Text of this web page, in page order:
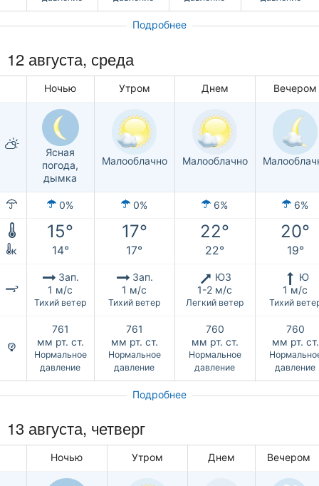
Подробнее
12 августа, среда
Ночью Утром Днем Вечером
Ясная
погода,
дымка
Малооблачно Малооблачно
0% 0% 6% 6%
15° 17° 22° 20°
к 14° 17° 22° 19°
Зап.
1 м/с
Тихий ветер
Зап.
1 м/с
Тихий ветер
ЮЗ
1-2 м/с
Легкий ветер
Ю
1 м/с
Тихий
761
мм рт. ст.
Нормальное
давление
761
мм рт. ст.
Нормальное
давление
760
мм рт. ст.
Нормальное
давление
760
мм рт. ст.
давление
Подробнее
13 августа, четверг
Ночью Утром Днем Вечером